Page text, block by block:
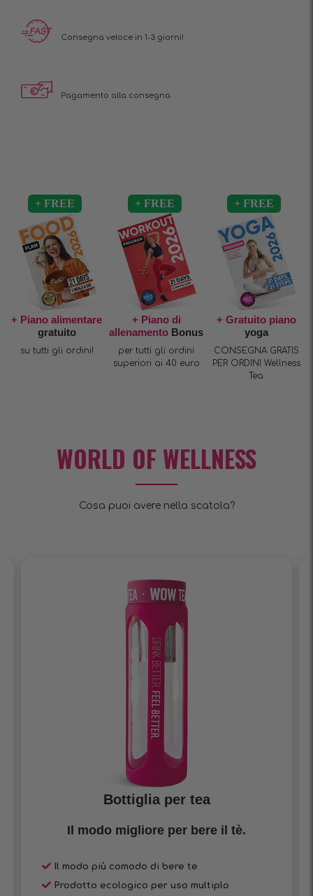
Consegna veloce in 1-3 giorni!
Pagamento alla consegna
+ Piano alimentare
gratuito
su tutti gli ordini!
+ Piano di
allenamento Bonus
per tutti gli ordini
superiori ai 40 euro
+ Gratuito piano
yoga
CONSEGNA GRATIS
PER ORDINI Wellness
Tea
WORLD OF WELLNESS
Cosa puoi avere nella scatola?
Bottiglia per tea
Il modo migliore per bere il tè.
Il modo più comodo di bere te
Prodotto ecologico per uso multiplo